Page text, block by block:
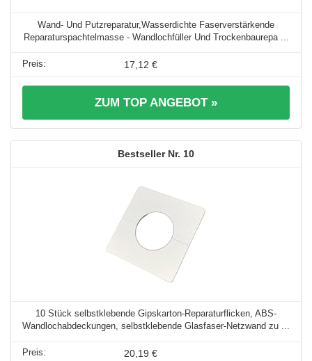
Wand- Und Putzreparatur,Wasserdichte Faserverstärkende
Reparaturspachtelmasse - Wandlochfüller Und Trockenbaurepa ...
17,12 €
ZUM TOP ANGEBOT »
10
10 Stück selbstklebende Gipskarton-Reparaturflicken, ABS-
Wandlochabdeckungen, selbstklebende Glasfaser-Netzwand zu ...
20,19 €